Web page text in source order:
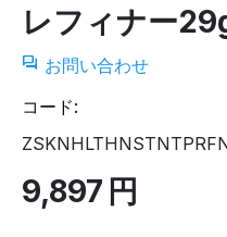
レフィナー
お問い合わせ
コード:
9,897 円